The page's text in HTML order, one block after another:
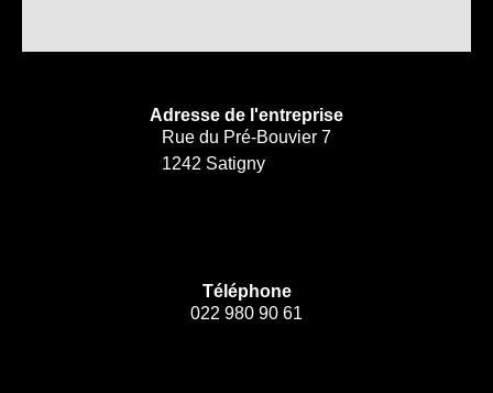
Adresse de l'entreprise
Rue du Pré-Bouvier 7
1242 Satigny
Téléphone
022 980 90 61